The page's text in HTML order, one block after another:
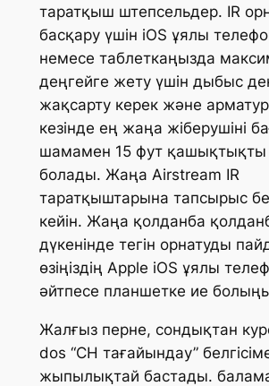
таратқыш штепсельдер. IR
басқару үшін iOS ұялы
немесе таблеткаңызда
деңгейге жету үшін дыбыс
жақсарту керек және
кезінде ең жаңа жіберушіні
шамамен 15 фут қашықтықты
болады. Жаңа Airstream IR
таратқыштарына тапсырыс
кейін. Жаңа қолданба
дүкенінде тегін орнатуды
өзіңіздің Apple iOS ұялы
әйтпесе планшетке ие
Жалғыз перне, сондықтан
dos “CH тағайындау”
жыпылықтай бастады.